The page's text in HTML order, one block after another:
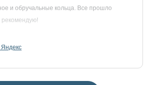
и обручальные кольца. Все прошло
Яндекс